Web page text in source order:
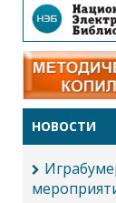
НОВОСТИ